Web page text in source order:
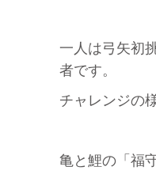
一人は弓矢初
者です。
チャレンジの
亀と鯉の「福